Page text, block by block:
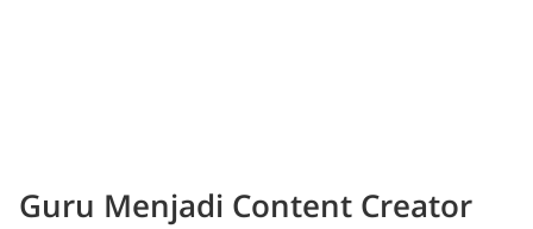
Guru Menjadi Content Creator